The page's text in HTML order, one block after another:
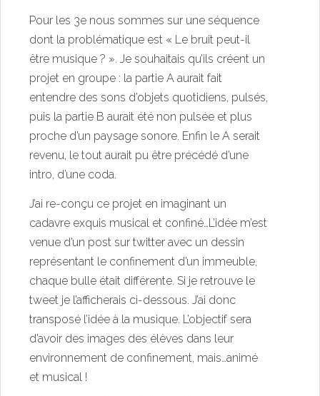
Pour les 3e nous sommes sur une séquence
dont la problématique est « Le bruit peut-il
être musique ? ». Je souhaitais qu’ils créent un
projet en groupe : la partie A aurait fait
entendre des sons d’objets quotidiens, pulsés,
puis la partie B aurait été non pulsée et plus
proche d’un paysage sonore. Enfin le A serait
revenu, le tout aurait pu être précédé d’une
intro, d’une coda.
J’ai re-conçu ce projet en imaginant un
cadavre exquis musical et confiné…L’idée m’est
venue d’un post sur twitter avec un dessin
représentant le confinement d’un immeuble,
chaque bulle était différente. Si je retrouve le
tweet je l’afficherais ci-dessous. J’ai donc
transposé l’idée à la musique. L’objectif sera
d’avoir des images des élèves dans leur
environnement de confinement, mais…animé
et musical !